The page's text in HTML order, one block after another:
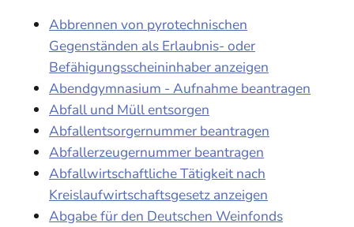
Abbrennen von pyrotechnischen
Gegenständen als Erlaubnis- oder
Befähigungsscheininhaber anzeigen
Abendgymnasium - Aufnahme beantragen
Abfall und Müll entsorgen
Abfallentsorgernummer beantragen
Abfallerzeugernummer beantragen
Abfallwirtschaftliche Tätigkeit nach
Kreislaufwirtschaftsgesetz anzeigen
Abgabe für den Deutschen Weinfonds